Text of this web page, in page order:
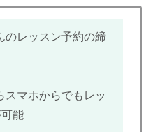
のレッスン予約の締
スマホからでもレッ
能